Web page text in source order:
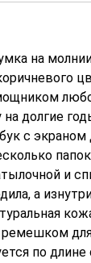
на
долгие
с экраном
и
а
ремешком
по